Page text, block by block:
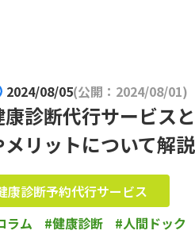
2024/08/05(公開：2024/08/01)
康診断代行サービス
メリットについて解説
康診断予約代行サービス
ラム
#健康診断 #人間ドック